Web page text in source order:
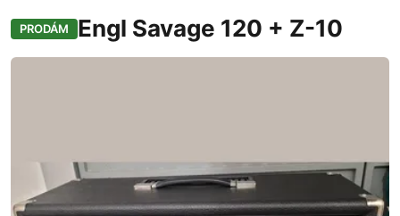
PRODÁM Engl Savage 120 + Z-10